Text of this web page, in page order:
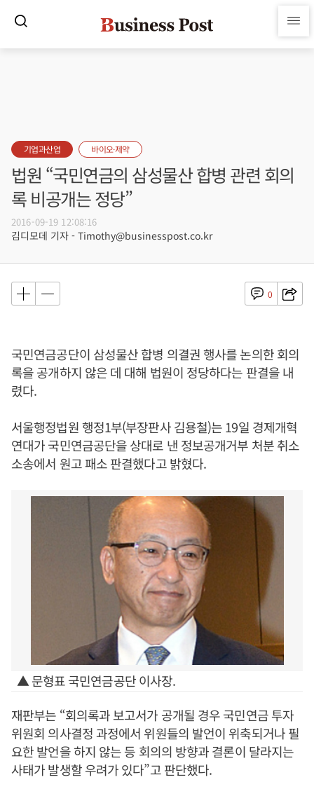
기업과산업 바이오·제약
법원 “국민연금의 삼성물산 합병 관련 회의
록 비공개는 정당”
2016-09-19 12:08:16
김디모데 기자 - Timothy@businesspost.co.kr
0
국민연금공단이 삼성물산 합병 의결권 행사를 논의한 회의
록을 공개하지 않은 데 대해 법원이 정당하다는 판결을 내
렸다.
서울행정법원 행정1부(부장판사 김용철)는 19일 경제개혁
연대가 국민연금공단을 상대로 낸 정보공개거부 처분 취소
소송에서 원고 패소 판결했다고 밝혔다.
▲ 문형표 국민연금공단 이사장.
재판부는 “회의록과 보고서가 공개될 경우 국민연금 투자
위원회 의사결정 과정에서 위원들의 발언이 위축되거나 필
요한 발언을 하지 않는 등 회의의 방향과 결론이 달라지는
사태가 발생할 우려가 있다”고 판단했다.